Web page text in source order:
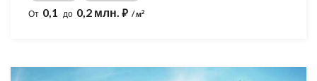
От 0,1 до 0,2 млн. ⃏ / м2